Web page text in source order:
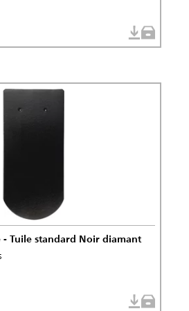
- Tuile standard Noir diamant